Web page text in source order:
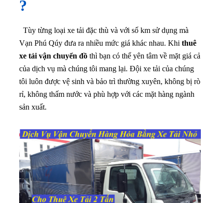
?
Tùy từng loại xe tải đặc thù và với số km sử dụng mà
Vạn Phú Qúy đưa ra nhiều mức giá khác nhau. Khi thuê
xe tải vận chuyển đồ thì bạn có thể yên tâm về mặt giá cả
của dịch vụ mà chúng tôi mang lại. Đội xe tải của chúng
tôi luôn được vệ sinh và bảo trì thường xuyên, không bị rò
rỉ, không thấm nước và phù hợp với các mặt hàng ngành
sản xuất.